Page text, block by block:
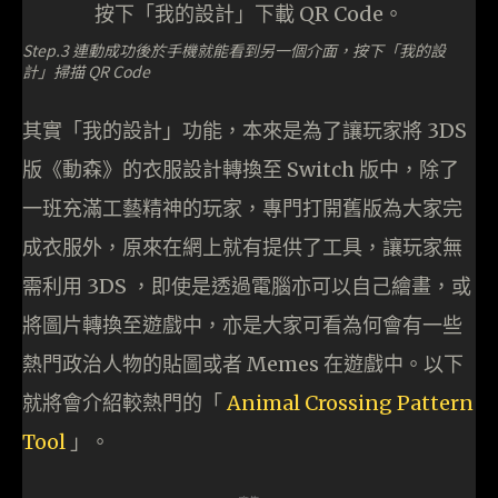
Step.3 連動成功後於手機就能看到另一個介面，按下「我的設
計」掃描 QR Code
其實「我的設計」功能，本來是為了讓玩家將 3DS
版《動森》的衣服設計轉換至 Switch 版中，除了
一班充滿工藝精神的玩家，專門打開舊版為大家完
成衣服外，原來在網上就有提供了工具，讓玩家無
需利用 3DS ，即使是透過電腦亦可以自己繪畫，或
將圖片轉換至遊戲中，亦是大家可看為何會有一些
熱門政治人物的貼圖或者 Memes 在遊戲中。以下
就將會介紹較熱門的「Animal Crossing Pattern
Tool 」。